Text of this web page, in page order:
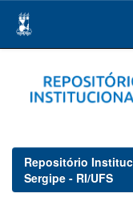
navigation
Repositório
Sergipe - RI/UFS